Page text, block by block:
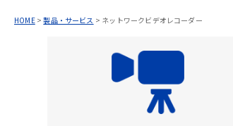
HOME>製品・サービス > ネットワークビデオレコーダー